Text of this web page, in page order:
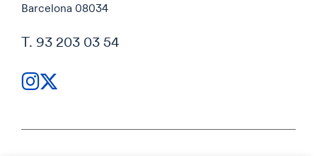
Barcelona 08034
T. 93 203 03 54